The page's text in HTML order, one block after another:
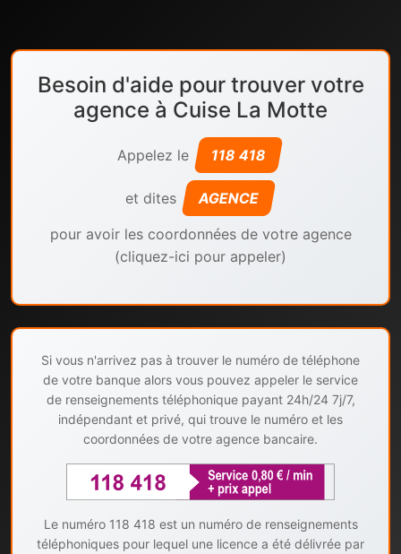
Besoin d'aide pour trouver votre
agence à Cuise La Motte
Appelez le 118 418
et dites AGENCE
pour avoir les coordonnées de votre agence
(cliquez-ici pour appeler)
Si vous n'arrivez pas à trouver le numéro de téléphone
de votre banque alors vous pouvez appeler le service
de renseignements téléphonique payant 24h/24 7j/7,
indépendant et privé, qui trouve le numéro et les
coordonnées de votre agence bancaire.
Le numéro 118 418 est un numéro de renseignements
téléphoniques pour lequel une licence a été délivrée par